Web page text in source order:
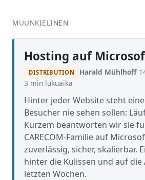
MUUNKIELINEN
Hosting auf
DISTRIBUTION Harald Mühlhoff·
3 min lukuaika
Hinter jeder Website steht
Besucher nie sehen sollen:
Kurzem beantworten wir sie
CARECOM-Familie auf
zuverlässig, sicher, skalierbar.
hinter die Kulissen und auf
letzten Wochen.